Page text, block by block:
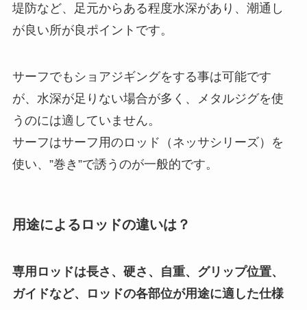
堤防など、足元からある程度水深があり、潮通し
が良い所が良ポイントです。
サーフでもショアジギングをする事は可能です
が、水深が足りない場合が多く、メタルジグを使
うのには適していません。
サーフはサーフ用のロッド（ネッサシリーズ）を
使い、”巻き”で誘うのが一般的です。
用途によるロッドの違いは？
専用ロッドは長さ、硬さ、自重、グリップ位置、
ガイドなど、ロッドの各部位が用途に適した仕様